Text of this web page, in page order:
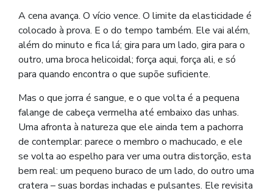
A cena avança. O vício vence. O limite da elasticidade é
colocado à prova. E o do tempo também. Ele vai além,
além do minuto e fica lá; gira para um lado, gira para o
outro, uma broca helicoidal; força aqui, força ali, e só
para quando encontra o que supõe suficiente.
Mas o que jorra é sangue, e o que volta é a pequena
falange de cabeça vermelha até embaixo das unhas.
Uma afronta à natureza que ele ainda tem a pachorra
de contemplar: parece o membro o machucado, e ele
se volta ao espelho para ver uma outra distorção, esta
bem real: um pequeno buraco de um lado, do outro uma
cratera – suas bordas inchadas e pulsantes. Ele revisita